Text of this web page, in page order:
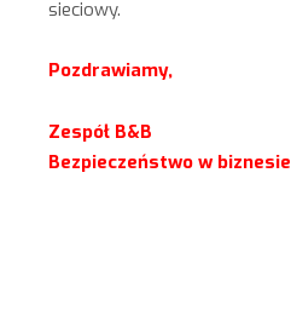
sieciowy.
Pozdrawiamy,
Zespół B&B
Bezpieczeństwo w biznesie